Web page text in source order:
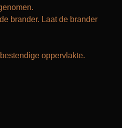
brander. Laat de brander
oppervlakte.